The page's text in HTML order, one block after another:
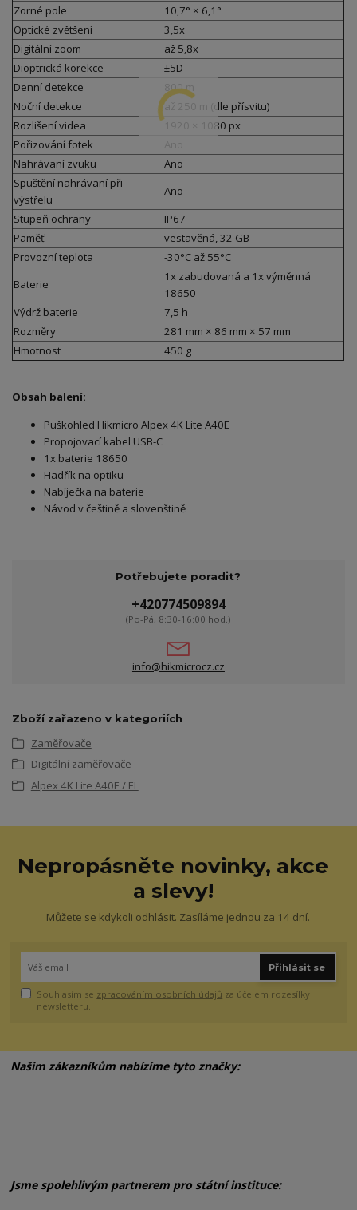
Zorné pole
10,7° × 6,1°
Optické zvětšení
3,5x
Digitální zoom
až 5,8x
Dioptrická korekce
±5D
Denní detekce
800 m
Noční detekce
až 250 m (dle přísvitu)
Rozlišení videa
1920 × 1080 px
Pořizování fotek
Nahrávaní zvuku
Ano
Spuštění nahrávaní při
výstřelu
Ano
Stupeň ochrany
IP67
Paměť
vestavěná, 32 GB
Provozní teplota
-30°C až 55°C
Baterie
1x zabudovaná a 1x výměnná
18650
Výdrž baterie
7,5 h
Rozměry
281 mm × 86 mm × 57 mm
Hmotnost
450 g
Obsah balení:
Puškohled Hikmicro Alpex 4K Lite A40E
Propojovací kabel USB-C
1x baterie 18650
Hadřík na optiku
Nabíječka na baterie
Návod v češtině a slovenštině
Potřebujete poradit?
+420774509894
(Po-Pá, 8:30-16:00 hod.)
info@hikmicrocz.cz
Zboží zařazeno v kategoriích
Zaměřovače
Digitální zaměřovače
Alpex 4K Lite A40E / EL
Nepropásněte novinky, akce
a slevy!
Můžete se kdykoli odhlásit. Zasíláme jednou za 14 dní.
Přihlásit se
Souhlasím se zpracováním osobních údajů za účelem rozesílky
newsletteru.
Našim zákazníkům nabízíme tyto značky:
Jsme spolehlivým partnerem pro státní instituce: